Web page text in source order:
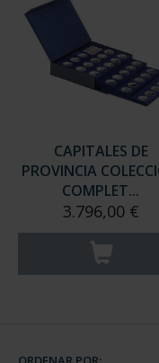
CAPITALES DE
PROVINCIA
COMPLET...
3.796,00 €